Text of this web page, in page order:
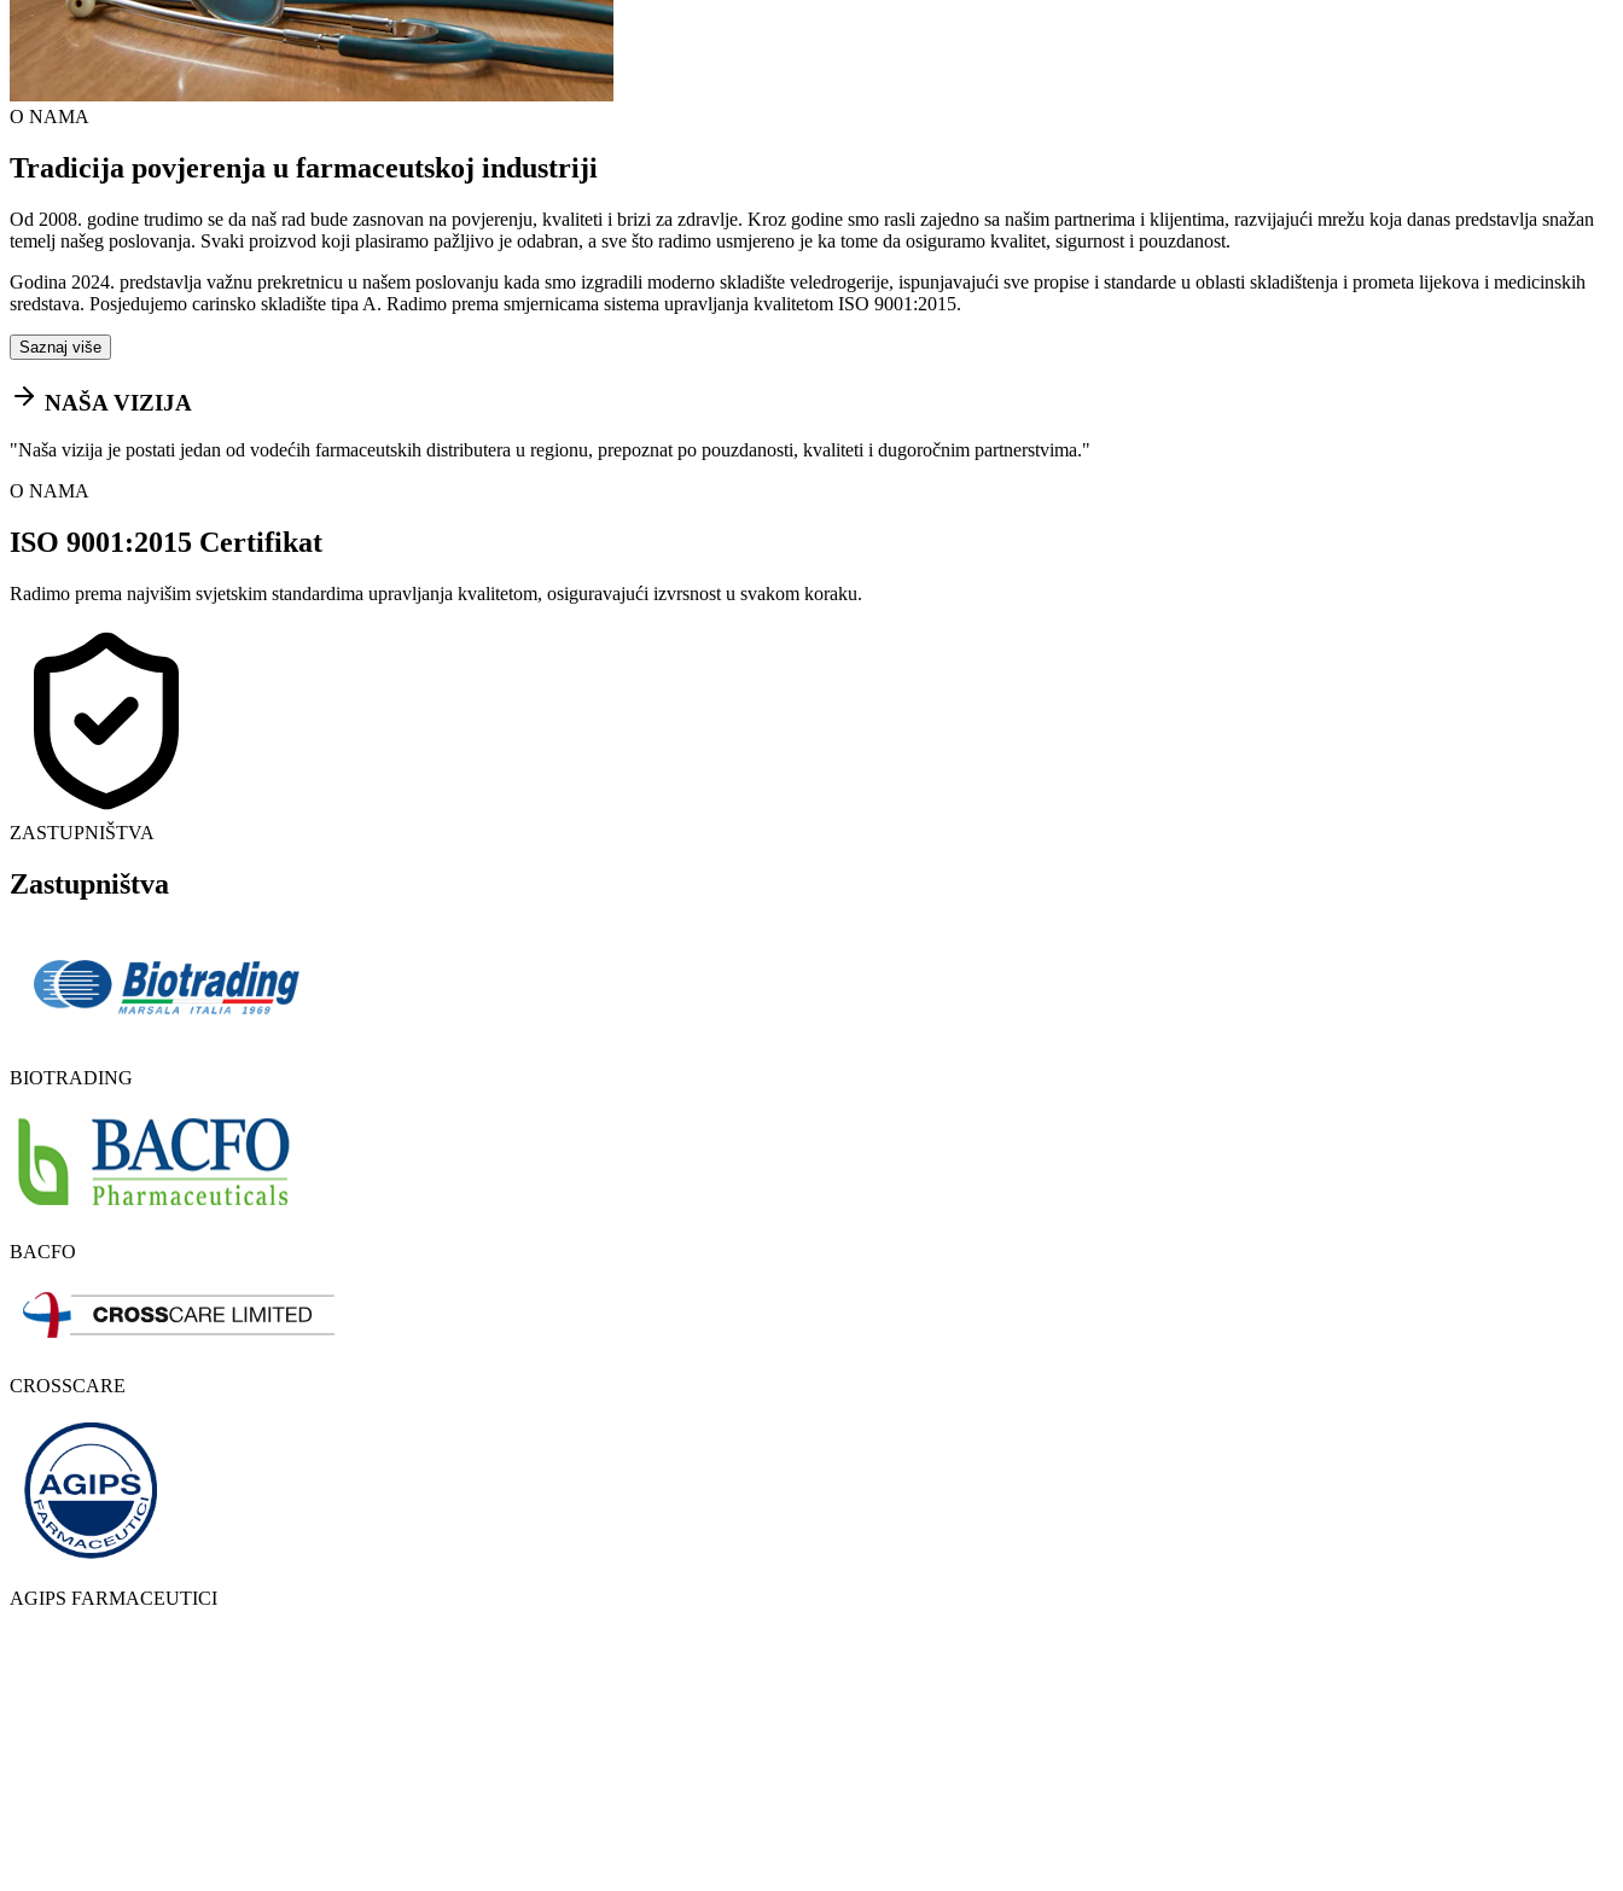
O NAMA
Tradicija povjerenja u farmaceutskoj industriji
Od 2008. godine trudimo se da naš rad bude zasnovan na povjerenju, kvaliteti i brizi za zdravlje. Kroz godine smo rasli zajedno sa našim partnerima i klijentima, razvijajući mrežu koja danas predstavlja snažan
temelj našeg poslovanja. Svaki proizvod koji plasiramo pažljivo je odabran, a sve što radimo usmjereno je ka tome da osiguramo kvalitet, sigurnost i pouzdanost.
Godina 2024. predstavlja važnu prekretnicu u našem poslovanju kada smo izgradili moderno skladište veledrogerije, ispunjavajući sve propise i standarde u oblasti skladištenja i prometa lijekova i medicinskih
sredstava. Posjedujemo carinsko skladište tipa A. Radimo prema smjernicama sistema upravljanja kvalitetom ISO 9001:2015.
Saznaj više
NAŠA VIZIJA
"Naša vizija je postati jedan od vodećih farmaceutskih distributera u regionu, prepoznat po pouzdanosti, kvaliteti i dugoročnim partnerstvima."
O NAMA
ISO 9001:2015 Certifikat
Radimo prema najvišim svjetskim standardima upravljanja kvalitetom, osiguravajući izvrsnost u svakom koraku.
ZASTUPNIŠTVA
Zastupništva
BIOTRADING
BACFO
CROSSCARE
AGIPS FARMACEUTICI